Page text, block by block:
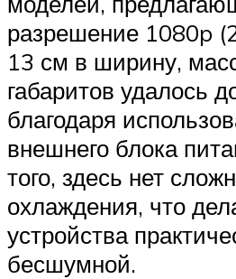
разрешение 1080p
13 см в ширину,
габаритов удалось
благодаря
внешнего блока
того, здесь нет
охлаждения, что
устройства
бесшумной.